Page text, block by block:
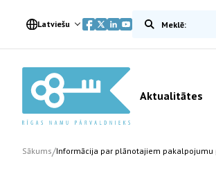
Latviešu Meklēt vietnē
Aktualitātes
Sākums/Informācija par plānotajiem pakalpojumu